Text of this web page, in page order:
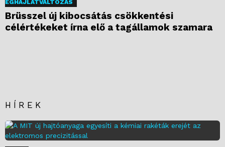
ÉGHAJLATVÁLTOZÁS
Brüsszel új kibocsátás csökkentési
célértékeket írna elő a tagállamok szamara
HÍREK